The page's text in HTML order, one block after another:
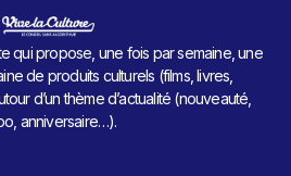
qui propose, une fois par semaine, une
de produits culturels (films, livres,
d’un thème d’actualité (nouveauté,
anniversaire…).